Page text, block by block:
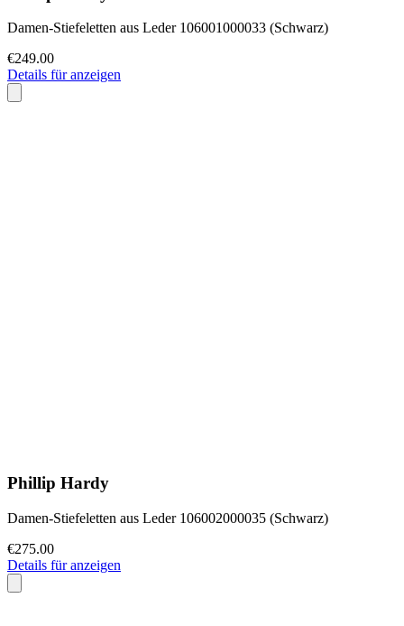
Damen-Stiefeletten aus Leder 106001000033 (Schwarz)
€249.00
Details für anzeigen
Phillip Hardy
Damen-Stiefeletten aus Leder 106002000035 (Schwarz)
€275.00
Details für anzeigen